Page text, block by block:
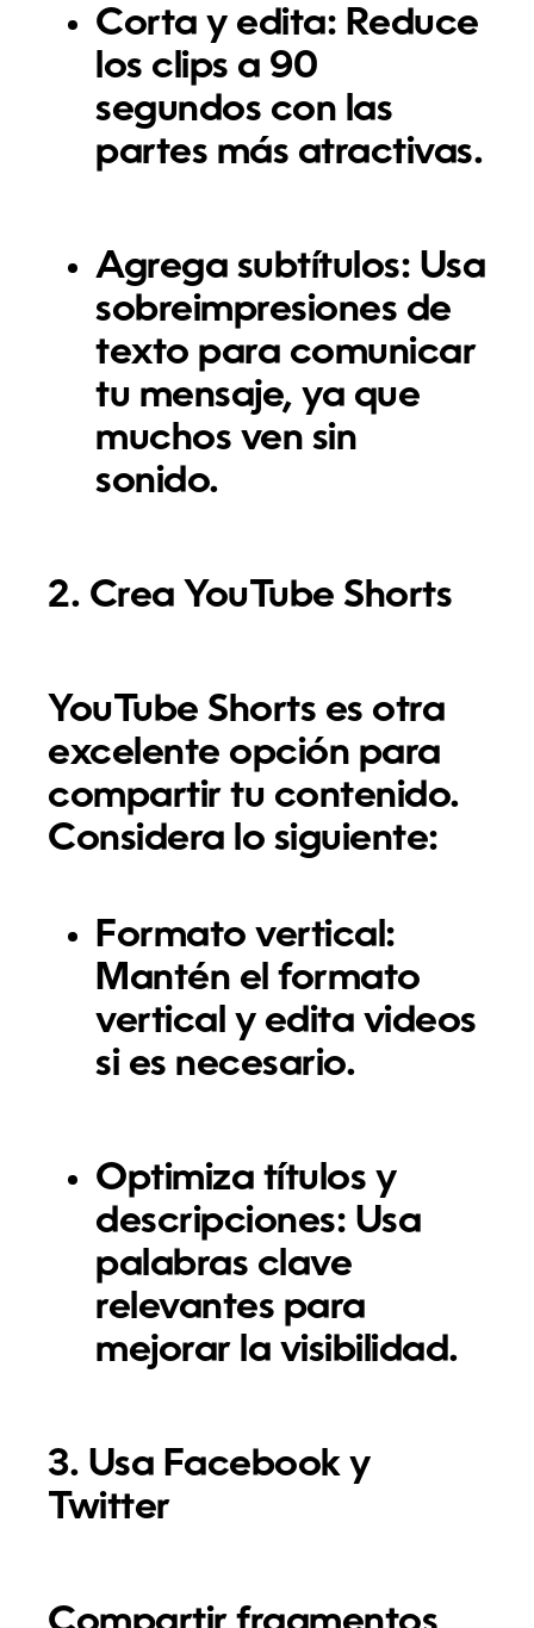
Corta y edita: Reduce
los clips a 90
segundos con las
partes más atractivas.
Agrega subtítulos: Usa
sobreimpresiones de
texto para comunicar
tu mensaje, ya que
muchos ven sin
sonido.
2. Crea YouTube Shorts
YouTube Shorts es otra
excelente opción para
compartir tu contenido.
Considera lo siguiente:
Formato vertical:
Mantén el formato
vertical y edita videos
si es necesario.
Optimiza títulos y
descripciones: Usa
palabras clave
relevantes para
mejorar la visibilidad.
3. Usa Facebook y
Twitter